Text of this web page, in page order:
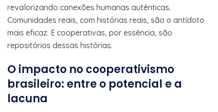
revalorizando conexões humanas autênticas.
Comunidades reais, com histórias reais, são o antídoto
mais eficaz. E cooperativas, por essência, são
repositórios dessas histórias.
O impacto no cooperativismo
brasileiro: entre o potencial e a
lacuna